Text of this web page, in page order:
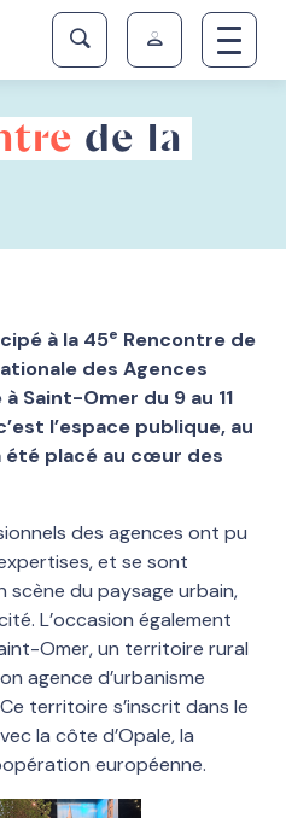
de la
à la 45e Rencontre de
des Agences
Saint-Omer du 9 au 11
l’espace publique, au
été placé au cœur des
des agences ont pu
et se sont
scène du paysage urbain,
L’occasion également
Omer, un territoire rural
agence d’urbanisme
territoire s’inscrit dans le
la côte d’Opale, la
européenne.